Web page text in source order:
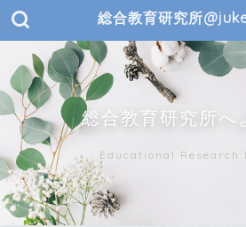
総合教育研究所
総合教育研究所へ
Educational